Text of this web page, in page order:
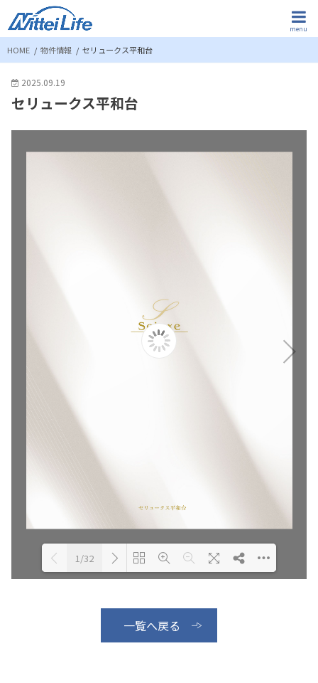
menu
HOME 物件情報 セリュークス平和台
2025.09.19
セリュークス平和台
DearFlip WordPress Flipbook
Plugin Helpdocumentation.
1/32
一覧へ戻る